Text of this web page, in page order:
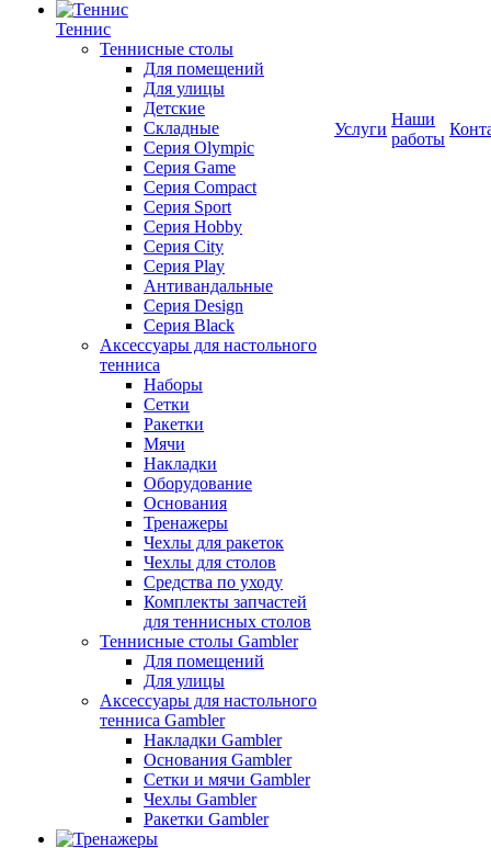
Теннис
Теннисные столы
Для помещений
Для улицы
Детские
Складные
Серия Olympic
Серия Game
Серия Compact
Серия Sport
Серия Hobby
Серия City
Серия Play
Антивандальные
Серия Design
Серия Black
Аксессуары для настольного
тенниса
Наборы
Сетки
Ракетки
Мячи
Накладки
Оборудование
Основания
Тренажеры
Чехлы для ракеток
Чехлы для столов
Средства по уходу
Комплекты запчастей
для теннисных столов
Теннисные столы Gambler
Для помещений
Для улицы
Аксессуары для настольного
тенниса Gambler
Накладки Gambler
Основания Gambler
Сетки и мячи Gambler
Чехлы Gambler
Ракетки Gambler
Услуги
Наши
работы